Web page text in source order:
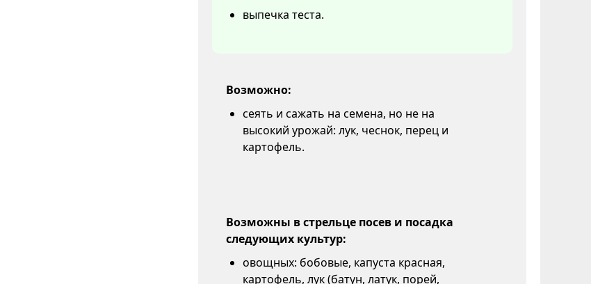
выпечка теста.
Возможно:
сеять и сажать на семена, но не на
высокий урожай: лук, чеснок, перец и
картофель.
Возможны в стрельце посев и посадка
следующих культур:
овощных: бобовые, капуста красная,
картофель, лук (батун, латук, порей,